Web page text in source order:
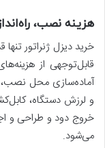
هزینه نصب،
خرید دیزل ژنراتور
قابل‌توجهی از
آماده‌سازی محل نصب،
و لرزش دستگاه،
خروج دود و طراحی و
می‌شود.